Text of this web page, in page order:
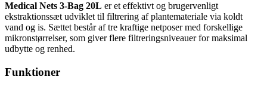
Medical Nets 3-Bag 20L er et effektivt og brugervenligt
ekstraktionssæt udviklet til filtrering af plantemateriale via koldt
vand og is. Sættet består af tre kraftige netposer med forskellige
mikronstørrelser, som giver flere filtreringsniveauer for maksimal
udbytte og renhed.
Funktioner